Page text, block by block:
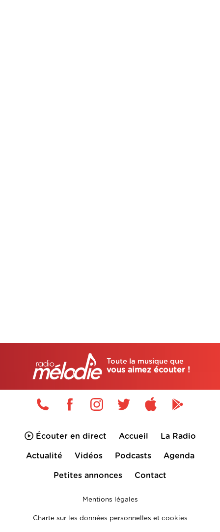
Toute la musique que
vous aimez écouter !
Écouter en direct Accueil La Radio
Actualité Vidéos Podcasts Agenda
Petites annonces Contact
Mentions légales
Charte sur les données personnelles et cookies